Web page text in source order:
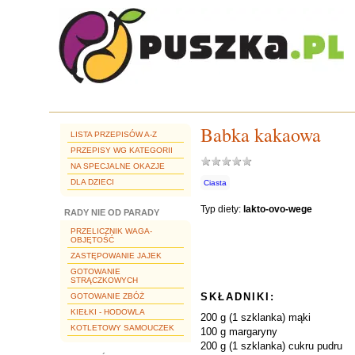
LISTA PRZEPISÓW A-Z
PRZEPISY WG KATEGORII
NA SPECJALNE OKAZJE
DLA DZIECI
RADY NIE OD PARADY
PRZELICZNIK WAGA-
OBJĘTOŚĆ
ZASTĘPOWANIE JAJEK
GOTOWANIE
STRĄCZKOWYCH
GOTOWANIE ZBÓŻ
KIEŁKI - HODOWLA
KOTLETOWY SAMOUCZEK
Babka kakaowa
Ciasta
Typ diety: lakto-ovo-wege
SKŁADNIKI:
200 g (1 szklanka) mąki
100 g margaryny
200 g (1 szklanka) cukru pudru